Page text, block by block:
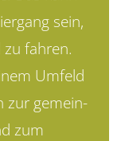
sein,
fahren.
Umfeld
zur gemein­
zum